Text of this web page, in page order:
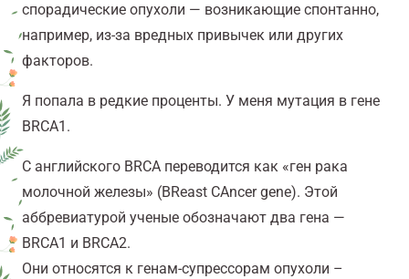
спорадические опухоли — возникающие спонтанно,
например, из-за вредных привычек или других
факторов.
Я попала в редкие проценты. У меня мутация в гене
BRCA1.
С английского BRCA переводится как «ген рака
молочной железы» (BReast CAncer gene). Этой
аббревиатурой ученые обозначают два гена —
BRCA1 и BRCA2.
Они относятся к генам-супрессорам опухоли –